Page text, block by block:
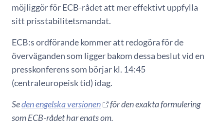
möjliggör för ECB-rådet att mer effektivt uppfylla
sitt prisstabilitetsmandat.
ECB:s ordförande kommer att redogöra för de
överväganden som ligger bakom dessa beslut vid en
presskonferens som börjar kl. 14:45
(centraleuropeisk tid) idag.
Seden engelska versionen
för den exakta formulering
som ECB-rådet har enats om.